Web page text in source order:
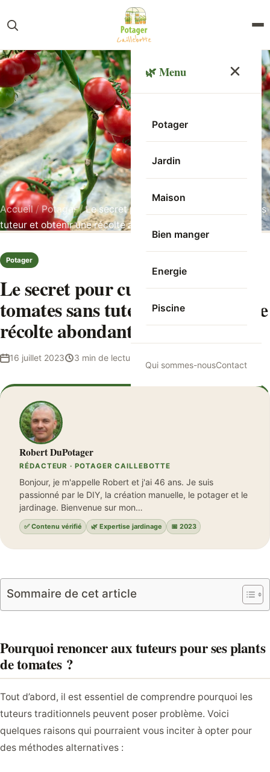
🌿 Menu
Potager
Jardin
Maison
Bien manger
Energie
Piscine
Qui sommes-nousContact
Accueil / Potager/ Le secret pour cultiver vos tomates sans
tuteur et obtenir une récolte abondante
Potager
Le secret pour cultiver vos
tomates sans tuteur et obtenir une
récolte abondante
16 juillet 2023 3 min de lecture
Robert DuPotager
RÉDACTEUR · POTAGER CAILLEBOTTE
Bonjour, je m'appelle Robert et j'ai 46 ans. Je suis
passionné par le DIY, la création manuelle, le potager et le
jardinage. Bienvenue sur mon…
✅ Contenu vérifié 🌿 Expertise jardinage 📅 2023
Sommaire de cet article
Pourquoi renoncer aux tuteurs pour ses plants
de tomates ?
Tout d’abord, il est essentiel de comprendre pourquoi les
tuteurs traditionnels peuvent poser problème. Voici
quelques raisons qui pourraient vous inciter à opter pour
des méthodes alternatives :